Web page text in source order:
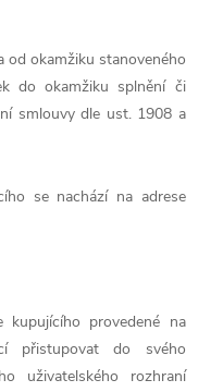
okamžiku stanoveného
do okamžiku splnění či
smlouvy dle ust. 1908 a
se nachází na adrese
provedené na
přistupovat do svého
uživatelského rozhraní